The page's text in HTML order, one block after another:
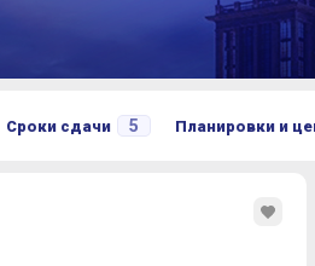
Сроки сдачи 5 Планировки и